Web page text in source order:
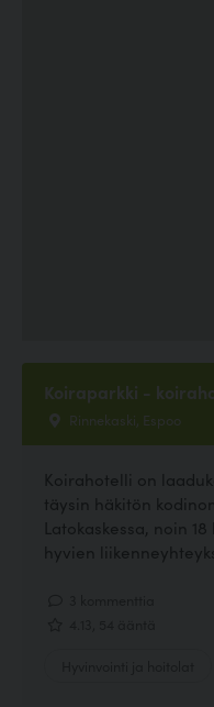
Koiraparkki -
Rinnekaski, Espoo
Koirahotelli on
täysin häkitön
Latokaskessa, noin
hyvien